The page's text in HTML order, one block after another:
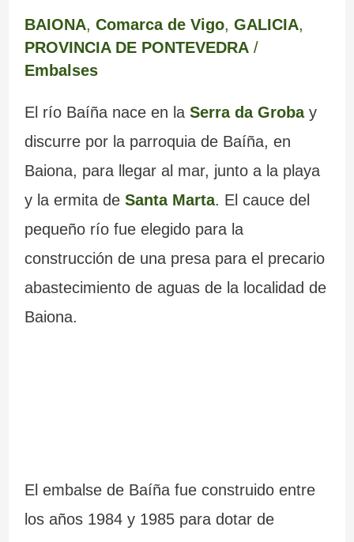
BAIONA, Comarca de Vigo, GALICIA,
PROVINCIA DE PONTEVEDRA/
Embalses
El río Baíña nace en la Serra da Grobay
discurre por la parroquia de Baíña, en
Baiona, para llegar al mar, junto a la playa
y la ermita deSanta Marta. El cauce del
pequeño río fue elegido para la
construcción de una presa para el precario
abastecimiento de aguas de la localidad de
Baiona.
El embalse de Baíña fue construido entre
los años 1984 y 1985 para dotar de